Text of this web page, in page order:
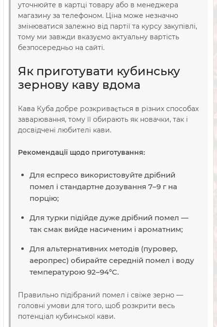
уточнюйте в картці товару або в менеджера
магазину за телефоном. Ціна може незначно
змінюватися залежно від партії та курсу закупівлі,
тому ми завжди вказуємо актуальну вартість
безпосередньо на сайті.
Як приготувати кубинську
зернову каву вдома
Кава Куба добре розкривається в різних способах
заварювання, тому її обирають як новачки, так і
досвідчені любителі кави.
Рекомендації щодо приготування:
Для еспресо використовуйте дрібний
помел і стандартне дозування 7–9 г на
порцію;
Для турки підійде дуже дрібний помел —
так смак вийде насиченим і ароматним;
Для альтернативних методів (пуровер,
аеропрес) обирайте середній помел і воду
температурою 92–94°C.
Правильно підібраний помел і свіже зерно —
головні умови для того, щоб розкрити весь
потенціал кубинської кави.